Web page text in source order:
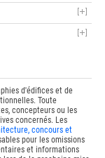
d'édifices et de
Toute
concepteurs ou les
concernés. Les
concours et
pour les omissions
et informations